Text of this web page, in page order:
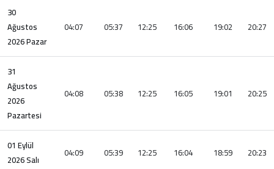
30
Ağustos
2026 Pazar
04:07 05:37 12:25 16:06 19:02 20:27
31
Ağustos
2026
Pazartesi
04:08 05:38 12:25 16:05 19:01 20:25
01 Eylül
2026 Salı
04:09 05:39 12:25 16:04 18:59 20:23